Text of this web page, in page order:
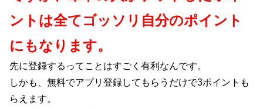
ントは全てゴッソリ自分のポイント
にもなります。
先に登録するってことはすごく有利なんです。
しかも、無料でアプリ登録してもらうだけで3ポイントも
らえます。